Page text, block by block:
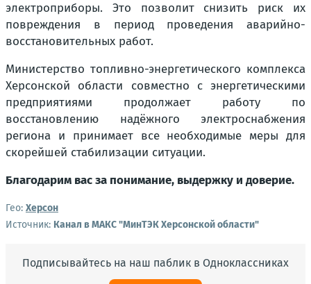
электроприборы. Это позволит снизить риск их
повреждения в период проведения аварийно-
восстановительных работ.
Министерство топливно-энергетического комплекса
Херсонской области совместно с энергетическими
предприятиями продолжает работу по
восстановлению надёжного электроснабжения
региона и принимает все необходимые меры для
скорейшей стабилизации ситуации.
Благодарим вас за понимание, выдержку и доверие.
Гео: Херсон
Источник: Канал в МАКС "МинТЭК Херсонской области"
Подписывайтесь на наш паблик в Одноклассниках